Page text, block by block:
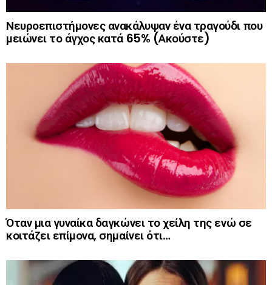
Νευροεπιστήμονες ανακάλυψαν ένα τραγούδι που
μειώνει το άγχος κατά 65% (Ακούστε)
Όταν μια γυναίκα δαγκώνει το χείλη της ενώ σε
κοιτάζει επίμονα, σημαίνει ότι…